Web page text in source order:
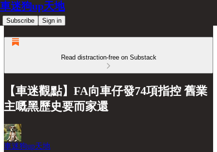
車迷狗up天地
Subscribe Sign in
Read distraction-free on Substack
【車迷觀點】FA向車仔發74項指控 舊業
主嘅黑歷史要而家還
車迷狗up天地